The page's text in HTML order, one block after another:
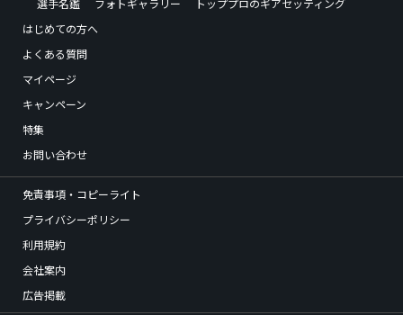
はじめての方へ
よくある質問
マイページ
キャンペーン
特集
お問い合わせ
免責事項・コピーライト
プライバシーポリシー
利用規約
会社案内
広告掲載